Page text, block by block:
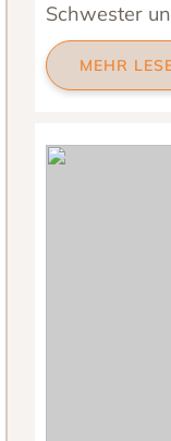
Schwester
MEHR